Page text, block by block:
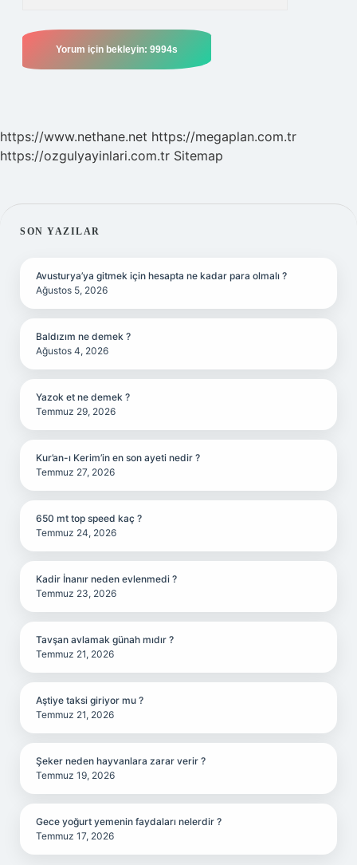
https://www.nethane.net https://megaplan.com.tr
https://ozgulyayinlari.com.tr Sitemap
SIDEBAR
SON YAZILAR
Avusturya’ya gitmek için hesapta ne kadar para olmalı ?
Ağustos 5, 2026
Baldızım ne demek ?
Ağustos 4, 2026
Yazok et ne demek ?
Temmuz 29, 2026
Kur’an-ı Kerim’in en son ayeti nedir ?
Temmuz 27, 2026
650 mt top speed kaç ?
Temmuz 24, 2026
Kadir İnanır neden evlenmedi ?
Temmuz 23, 2026
Tavşan avlamak günah mıdır ?
Temmuz 21, 2026
Aştiye taksi giriyor mu ?
Temmuz 21, 2026
Şeker neden hayvanlara zarar verir ?
Temmuz 19, 2026
Gece yoğurt yemenin faydaları nelerdir ?
Temmuz 17, 2026